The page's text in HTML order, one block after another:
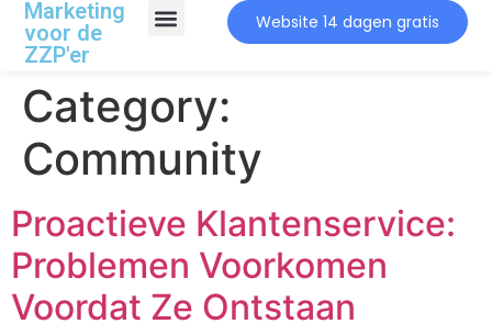
Marketing
voor de
ZZP'er
Website 14 dagen gratis
Category:
Community
Proactieve Klantenservice:
Problemen Voorkomen
Voordat Ze Ontstaan